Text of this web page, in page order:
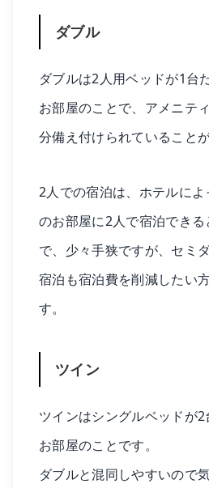
ダブル
ダブルは2人用ベッドが1台
お部屋のことで、アメニテ
分備え付けられていることが
2人での宿泊は、ホテルに
のお部屋に2人で宿泊でき
で、少々手狭ですが、セミ
宿泊も宿泊費を削減したい
す。
ツイン
ツインはシングルベッドが
お部屋のことです。
ダブルと混同しやすいので